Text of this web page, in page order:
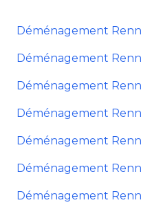
Déménagement
Déménagement
Déménagement
Déménagement
Déménagement
Déménagement
Déménagement